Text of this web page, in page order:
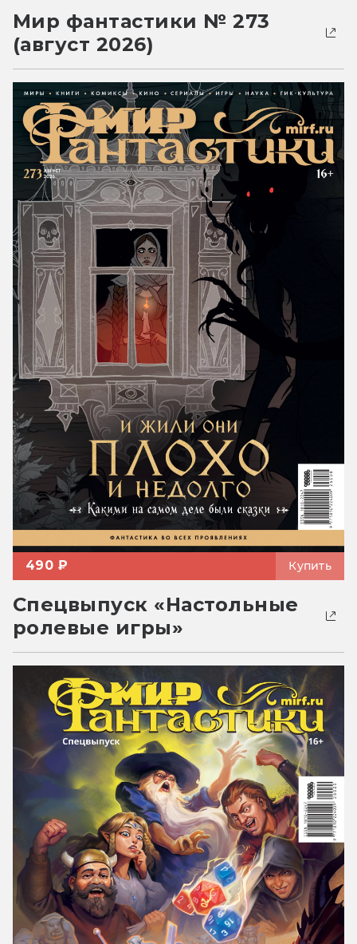
Мир фантастики № 273
(август 2026)
490 ₽ Купить
Спецвыпуск «Настольные
ролевые игры»